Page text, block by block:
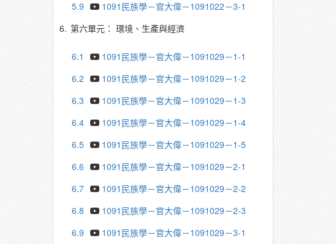
5.9
1091民族學－官大偉－1091022－3-1
6. 第六單元： 環境、生產與經濟
6.1
1091民族學－官大偉－1091029－1-1
6.2
1091民族學－官大偉－1091029－1-2
6.3
1091民族學－官大偉－1091029－1-3
6.4
1091民族學－官大偉－1091029－1-4
6.5
1091民族學－官大偉－1091029－1-5
6.6
1091民族學－官大偉－1091029－2-1
6.7
1091民族學－官大偉－1091029－2-2
6.8
1091民族學－官大偉－1091029－2-3
6.9
1091民族學－官大偉－1091029－3-1